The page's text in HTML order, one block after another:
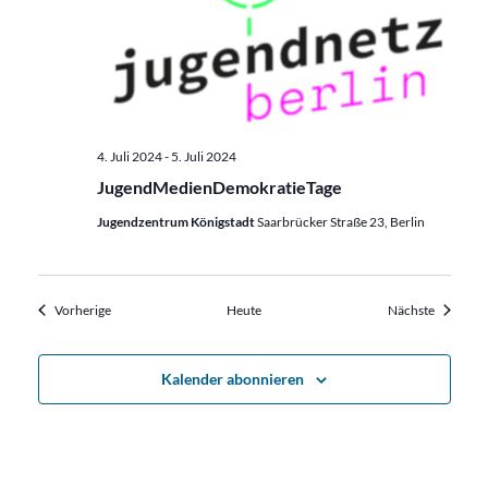
JugendMedienDemokratieTage
4. Juli 2024- 5. Juli 2024
Jugendzentrum KönigstadtSaarbrücker Straße 23, Berlin
VorherigeVeranstaltungen Heute Nächste
Kalender abonnieren